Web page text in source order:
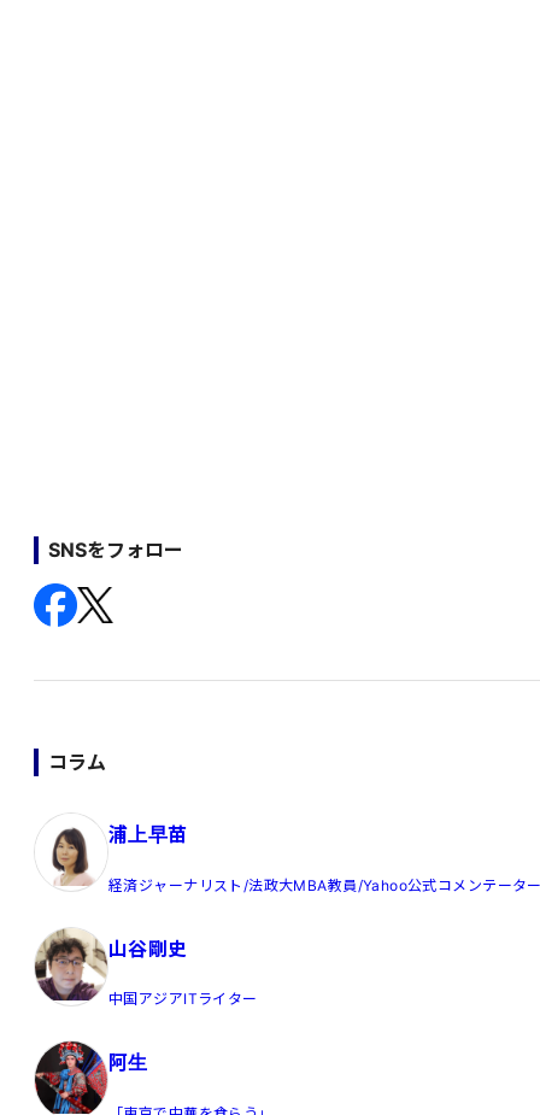
SNSをフォロー
コラム
浦上早苗
経済ジャーナリスト/法政大MBA教員/Yahoo公式コメンテータ
山谷剛史
中国アジアITライター
阿生